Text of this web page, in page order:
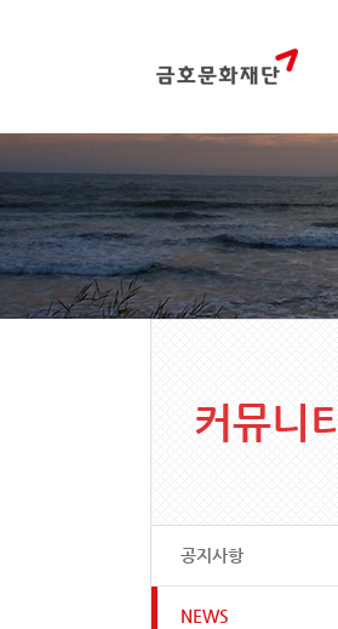
커뮤니티
공지사항
NEWS